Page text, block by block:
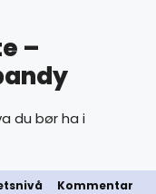
–
du bør ha i
Kommentar